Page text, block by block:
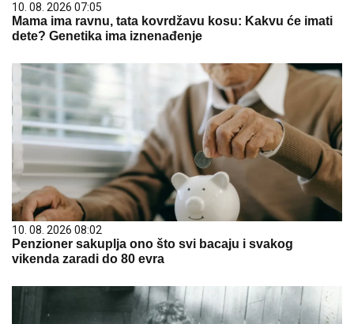
10. 08. 2026 07:05
Mama ima ravnu, tata kovrdžavu kosu: Kakvu će imati
dete? Genetika ima iznenađenje
10. 08. 2026 08:02
Penzioner sakuplja ono što svi bacaju i svakog
vikenda zaradi do 80 evra